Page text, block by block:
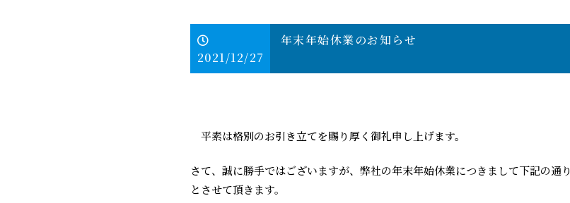
2021/12/27
年末年始休業のお知らせ
平素は格別のお引き立てを賜り厚く御礼申し上げます。
さて、誠に勝手ではございますが、弊社の年末年始休業につきまして下記の通り
とさせて頂きます。